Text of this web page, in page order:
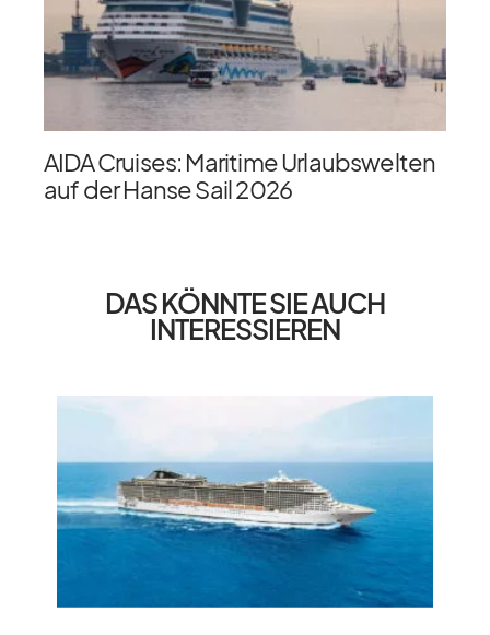
AIDA Cruises: Maritime Urlaubswelten
auf der Hanse Sail 2026
DAS KÖNNTE SIE AUCH
INTERESSIEREN